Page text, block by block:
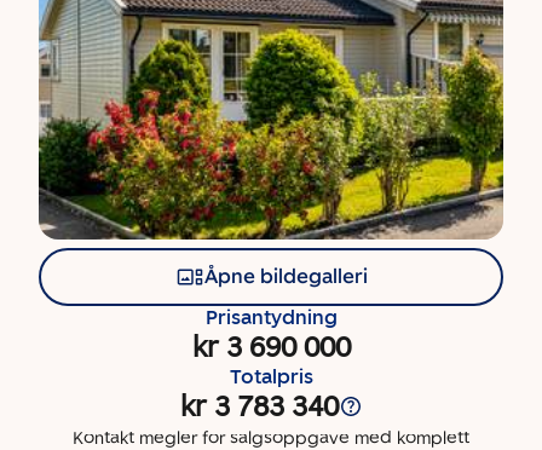
Åpne bildegalleri
Prisantydning
kr 3 690 000
Totalpris
kr 3 783 340
Kontakt megler for salgsoppgave med komplett